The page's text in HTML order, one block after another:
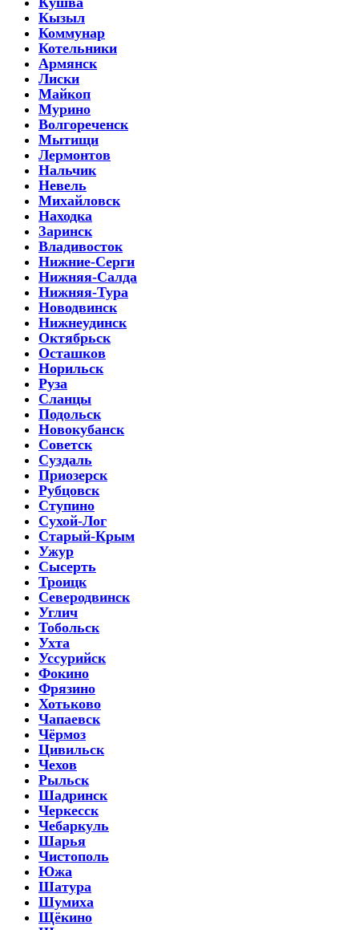
Кызыл
Коммунар
Котельники
Армянск
Лиски
Майкоп
Мурино
Волгореченск
Мытищи
Лермонтов
Нальчик
Невель
Михайловск
Находка
Заринск
Владивосток
Нижние-Серги
Нижняя-Салда
Нижняя-Тура
Новодвинск
Нижнеудинск
Октябрьск
Осташков
Норильск
Руза
Сланцы
Подольск
Новокубанск
Советск
Суздаль
Приозерск
Рубцовск
Ступино
Сухой-Лог
Старый-Крым
Ужур
Сысерть
Троицк
Северодвинск
Углич
Тобольск
Ухта
Уссурийск
Фокино
Фрязино
Хотьково
Чапаевск
Чёрмоз
Цивильск
Чехов
Рыльск
Шадринск
Черкесск
Чебаркуль
Шарья
Чистополь
Южа
Шатура
Шумиха
Щёкино